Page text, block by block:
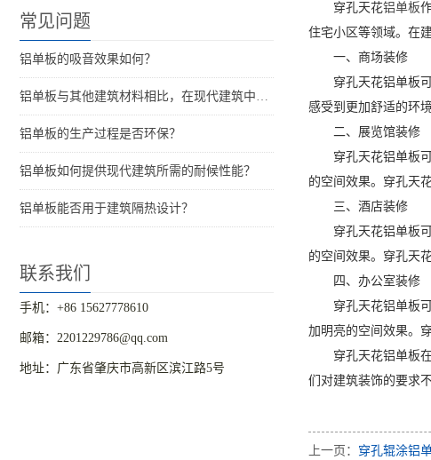
常见问题
铝单板的吸音效果如何？
铝单板与其他建筑材料相比，在现代建筑中的优势是什么？
铝单板的生产过程是否环保？
铝单板如何提供现代建筑所需的耐候性能？
铝单板能否用于建筑隔热设计？
联系我们
手机：+86 15627778610
邮箱：2201229786@qq.com
地址：广东省肇庆市高新区滨江路5号
穿孔天花铝单板
住宅小区等领域。在
一、商场装修
穿孔天花铝单板
感受到更加舒适的环
二、展览馆装修
穿孔天花铝单板
的空间效果。穿孔天
三、酒店装修
穿孔天花铝单板
的空间效果。穿孔天
四、办公室装修
穿孔天花铝单板
加明亮的空间效果。
穿孔天花铝单板
们对建筑装饰的要求
上一页： 穿孔辊涂铝